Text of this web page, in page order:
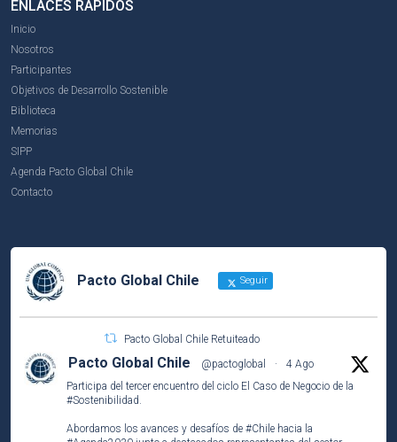
ENLACES RÁPIDOS
Inicio
Nosotros
Participantes
Objetivos de Desarrollo Sostenible
Biblioteca
Memorias
SIPP
Agenda Pacto Global Chile
Contacto
Pacto Global Chile Seguir
Pacto Global Chile Retuiteado
Pacto Global Chile @pactoglobal ·
4 Ago
Participa del tercer encuentro del ciclo El Caso de Negocio de la
#Sostenibilidad.
Abordamos los avances y desafíos de #Chile hacia la